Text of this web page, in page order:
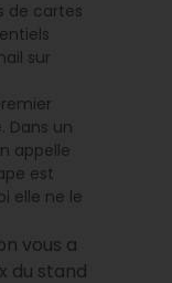
de cartes
sur
Dans un
appelle
est
elle ne le
vous a
du stand